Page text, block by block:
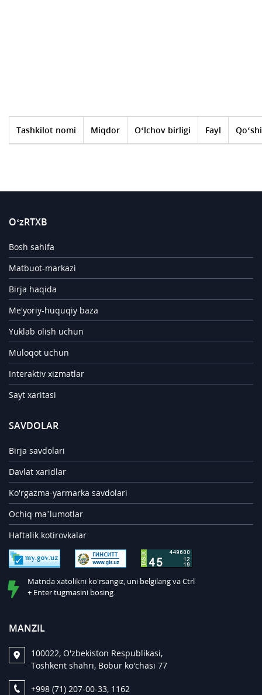
Tashkilot nomi Miqdor O‘lchov birligi Fayl
O‘zRTXB
Bosh sahifa
Matbuot-markazi
Birja haqida
Me'yoriy-huquqiy baza
Yuklab olish uchun
Muloqot uchun
Interaktiv xizmatlar
Sayt xaritasi
SAVDOLAR
Birja savdolari
Davlat xaridlar
Ko'rgazma-yarmarka savdolari
Ochiq ma’lumotlar
Haftalik kotirovkalar
Matnda xatolikni ko'rsangiz, uni belgilang va Ctrl
+ Enter tugmasini bosing.
MANZIL
100022, O'zbekiston Respublikasi,
Toshkent shahri, Bobur ko'chasi 77
+998 (71) 207-00-33, 1162